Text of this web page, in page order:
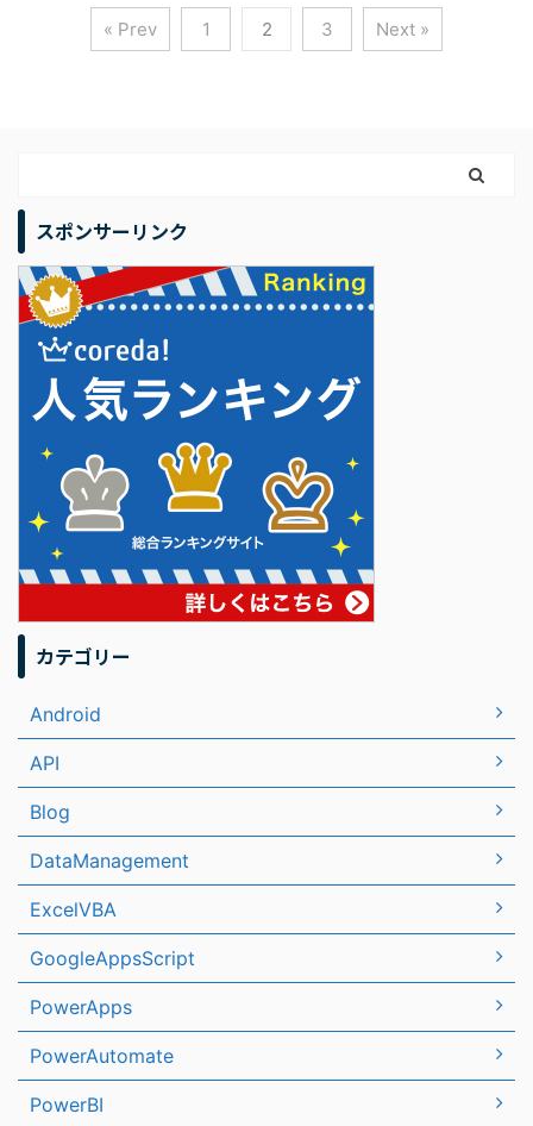
« Prev 1 2 3 Next »
スポンサーリンク
カテゴリー
Android
API
Blog
DataManagement
ExcelVBA
GoogleAppsScript
PowerApps
PowerAutomate
PowerBI